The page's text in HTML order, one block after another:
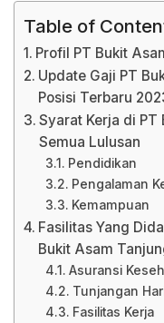
Table of
Profil PT Bukit
Update Gaji PT
Posisi Terbaru
Syarat Kerja di PT
Semua Lulusan
Pendidikan
Pengalaman
Kemampuan
Fasilitas Yang
Bukit Asam
Asuransi
Tunjangan
Fasilitas Kerja